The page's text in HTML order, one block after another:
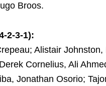
Broos.
2-3-1):
Alistair Johnston,
Cornelius, Ali
Jonathan Osorio;